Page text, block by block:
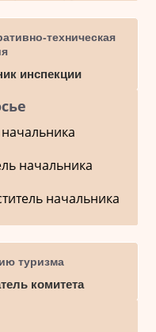
техническая
инспекции
начальника
начальника
туризма
комитета